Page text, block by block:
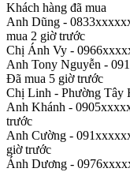
Khách hàng đã mua
Anh Dũng -
mua 2 giờ trước
Chị Ánh Vy -
Anh Tony Nguyễn -
Đã mua 5 giờ trước
Chị Linh - Phường Tây
Anh Khánh -
trước
Anh Cường -
giờ trước
Ánh Dương -